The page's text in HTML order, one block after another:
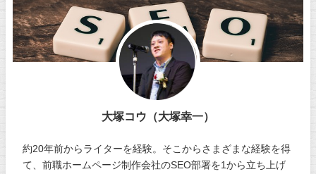
大塚コウ（大塚幸一）
約20年前からライターを経験。そこからさまざまな経験を得
て、前職ホームページ制作会社のSEO部署を1から立ち上げ